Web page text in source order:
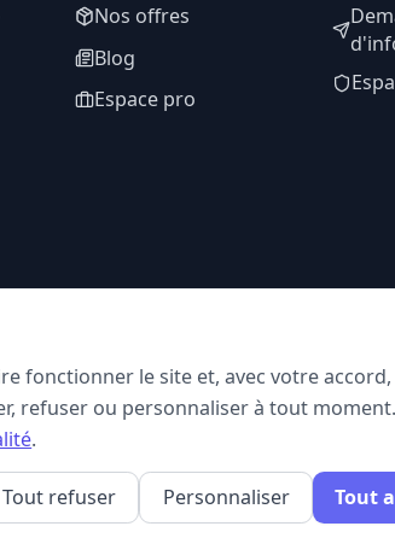
Nos offres
Blog
Espace pro
fonctionner le site et, avec votre
refuser ou personnaliser à tout
.
Tout refuser Personnaliser Tout